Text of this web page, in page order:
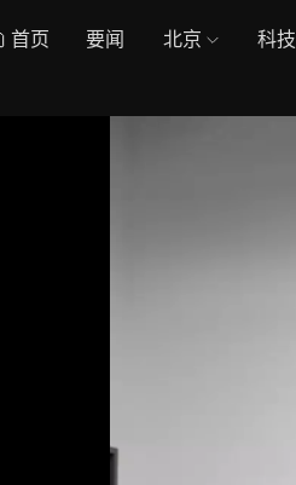
首页 要闻 北京 科技